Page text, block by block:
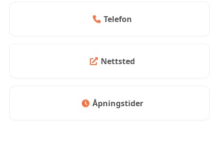
Telefon
Nettsted
Åpningstider